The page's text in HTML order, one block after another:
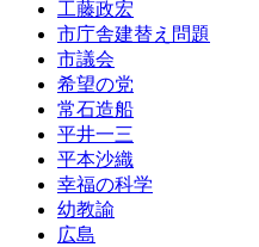
工藤政宏
市庁舎建替え問題
市議会
希望の党
常石造船
平井一三
平本沙織
幸福の科学
幼教諭
広島